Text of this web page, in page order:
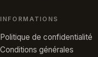
INFORMATIONS
Politique de confidentialité
Conditions générales